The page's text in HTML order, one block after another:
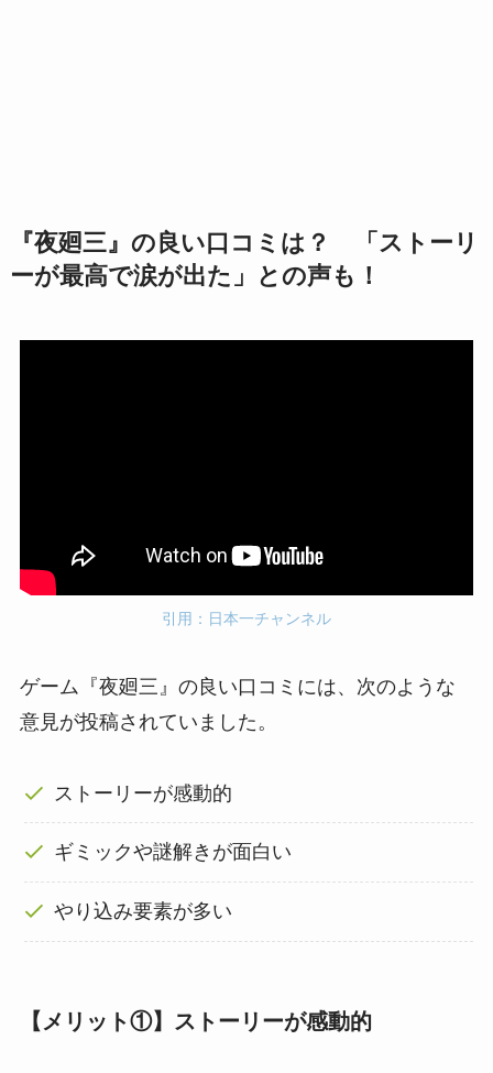
『夜廻三』の良い口コミは？ 「ストーリ
ーが最高で涙が出た」との声も！
引用：日本一チャンネル
ゲーム『夜廻三』の良い口コミには、次のような
意見が投稿されていました。
ストーリーが感動的
ギミックや謎解きが面白い
やり込み要素が多い
【メリット①】ストーリーが感動的